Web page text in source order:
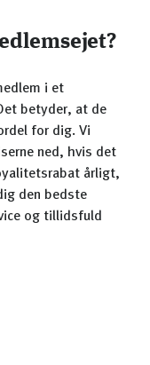
i et
betyder, at de
for dig. Vi
ned, hvis det
årligt,
den bedste
og tillidsfuld